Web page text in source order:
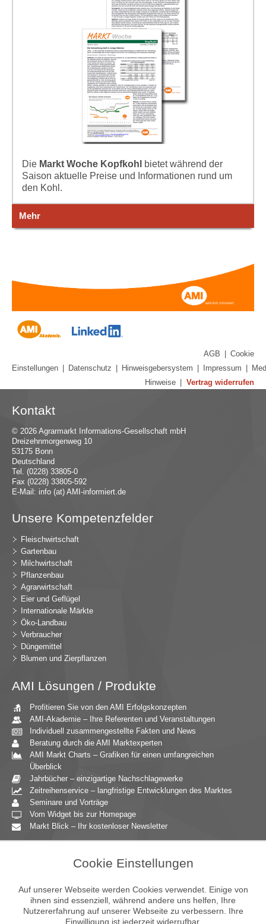
Die Markt Woche Kopfkohl
bietet während der
Saison aktuelle Preise und Informationen rund um
den Kohl.
Mehr
AGB
Cookie
Einstellungen
Datenschutz Hinweisgebersystem Impressum
Hinweise
Vertrag widerrufen
Kontakt
© 2026 Agrarmarkt Informations-Gesellschaft mbH
Dreizehnmorgenweg 10
53175 Bonn
Deutschland
Tel. (0228) 33805-0
Fax (0228) 33805-592
E-Mail: info (at) AMI-informiert.de
Unsere Kompetenzfelder
Fleischwirtschaft
Gartenbau
Milchwirtschaft
Pflanzenbau
Agrarwirtschaft
Eier und Geflügel
Internationale Märkte
Öko-Landbau
Verbraucher
Düngemittel
Blumen und Zierpflanzen
AMI Lösungen / Produkte
Profitieren Sie von den AMI Erfolgskonzepten
AMI-Akademie – Ihre Referenten und Veranstaltungen
Individuell zusammengestellte Fakten und News
Beratung durch die AMI Marktexperten
AMI Markt Charts – Grafiken für einen umfangreichen
Überblick
Jahrbücher – einzigartige Nachschlagewerke
Zeitreihenservice – langfristige Entwicklungen des Marktes
Seminare und Vorträge
Vom Widget bis zur Homepage
Markt Blick – Ihr kostenloser Newsletter
Unternehmensberatung
Ernährungsgewerbe
Einzelhandel
Cookie Einstellungen
Auf unserer Webseite werden Cookies verwendet. Einige von
ihnen sind essenziell, während andere uns helfen, Ihre
Nutzererfahrung auf unserer Webseite zu verbessern. Ihre
Einwilligung ist jederzeit widerrufbar.